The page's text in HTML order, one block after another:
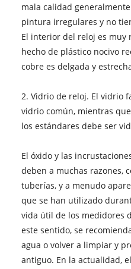
mala calidad
pintura irregulares y no
El interior del reloj es muy
hecho de plástico nocivo
cobre es delgada y
2. Vidrio de reloj. El vidrio
vidrio común, mientras
los estándares debe ser
El óxido y las
deben a muchas razones,
tuberías, y a menudo
que se han utilizado
vida útil de los medidores
este sentido, se
agua o volver a limpiar y
antiguo. En la actualidad,